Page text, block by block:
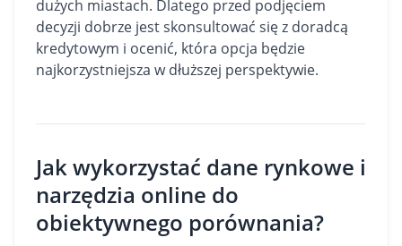
dużych miastach. Dlatego przed podjęciem
decyzji dobrze jest skonsultować się z doradcą
kredytowym i ocenić, która opcja będzie
najkorzystniejsza w dłuższej perspektywie.
Jak wykorzystać dane rynkowe i
narzędzia online do
obiektywnego porównania?